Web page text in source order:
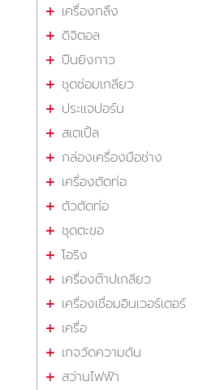
เครื่องกลึง
ดิจิตอล
ปืนยิงกาว
ชุดซ่อมเกลียว
ประแจปอร์น
สเตเปิ้ล
กล่องเครื่องมือช่าง
เครื่องตัดท่อ
ตัวตัดท่อ
ชุดตะขอ
โอริง
เครื่องต๊าปเกลียว
เครื่องเชื่อมอินเวอร์เตอร์
เครื่อ
เกจวัดความดัน
สว่านไฟฟ้า